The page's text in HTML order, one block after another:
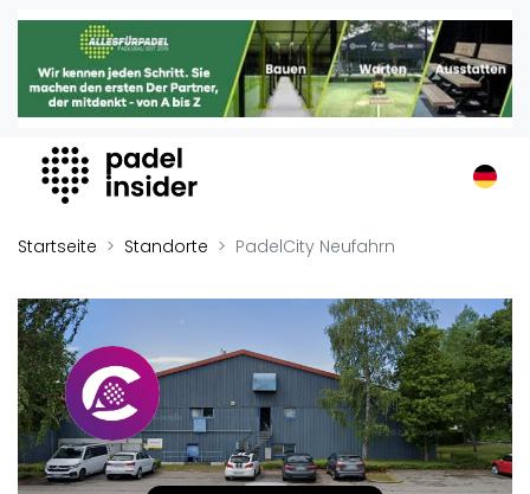
Padel Insider
Home
Organisationen
Buchungssysteme
Padel-Shops
Padelplatzbauer
Verschiedenes
Veranstaltungen
Turniere
International
Startseite Standorte PadelCity Neufahrn